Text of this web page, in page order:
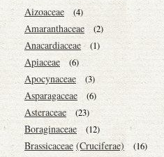
Aizoaceae (4)
Amaranthaceae (2)
Anacardiaceae (1)
Apiaceae (6)
Apocynaceae (3)
Asparagaceae (6)
Asteraceae (23)
Boraginaceae (12)
Brassicaceae (Cruciferae) (16)